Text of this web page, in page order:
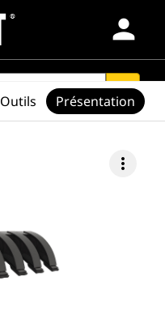
person
search
more_vert
Outils Présentation